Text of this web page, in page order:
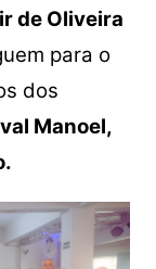
de Oliveira
para o
dos
Manoel,